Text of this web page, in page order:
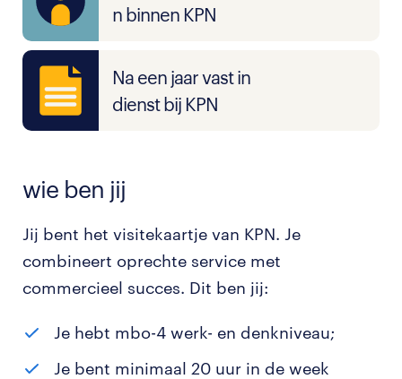
n binnen KPN
Na een jaar vast in
dienst bij KPN
wie ben jij
Jij bent het visitekaartje van KPN. Je
combineert oprechte service met
commercieel succes. Dit ben jij:
Je hebt mbo-4 werk- en denkniveau;
Je bent minimaal 20 uur in de week